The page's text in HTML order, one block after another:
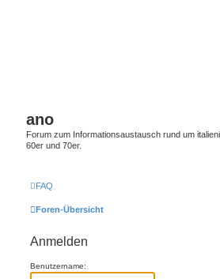
ano
Forum zum Informationsaustausch rund um
60er und 70er.
FAQ
Foren-Übersicht
Anmelden
Benutzername: